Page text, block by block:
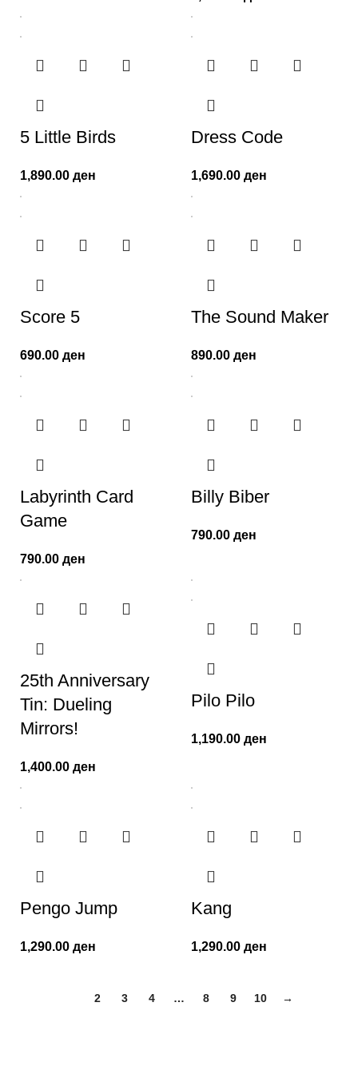
5 Little Birds
1,890.00 ден
Dress Code
1,690.00 ден
Score 5
690.00 ден
The Sound Maker
890.00 ден
Labyrinth Card
Game
790.00 ден
Billy Biber
790.00 ден
25th Anniversary
Tin: Dueling
Mirrors!
1,400.00 ден
Pilo Pilo
1,190.00 ден
Pengo Jump
1,290.00 ден
Kang
1,290.00 ден
2 3 4 … 8 9 10 →